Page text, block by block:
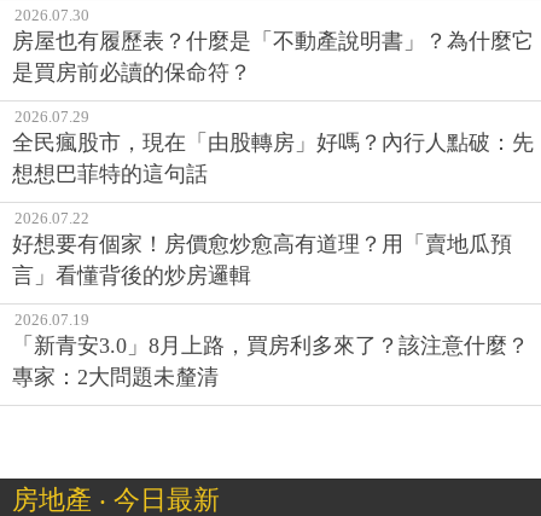
2026.07.30
房屋也有履歷表？什麼是「不動產說明書」？為什麼它
是買房前必讀的保命符？
2026.07.29
全民瘋股市，現在「由股轉房」好嗎？內行人點破：先
想想巴菲特的這句話
2026.07.22
好想要有個家！房價愈炒愈高有道理？用「賣地瓜預
言」看懂背後的炒房邏輯
2026.07.19
「新青安3.0」8月上路，買房利多來了？該注意什麼？
專家：2大問題未釐清
房地產 ‧ 今日最新